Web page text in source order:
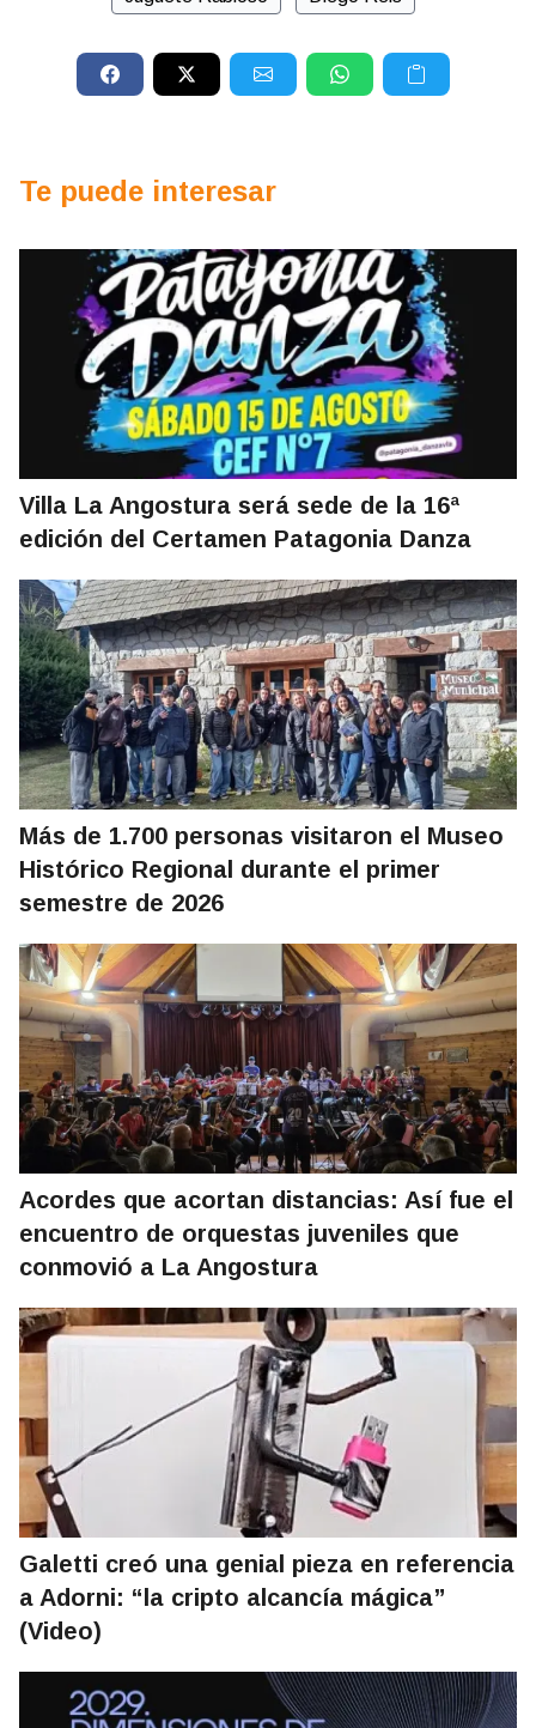
Te puede interesar
Villa La Angostura será sede de la 16ª
edición del Certamen Patagonia Danza
Más de 1.700 personas visitaron el Museo
Histórico Regional durante el primer
semestre de 2026
Acordes que acortan distancias: Así fue el
encuentro de orquestas juveniles que
conmovió a La Angostura
Galetti creó una genial pieza en referencia
a Adorni: “la cripto alcancía mágica”
(Video)